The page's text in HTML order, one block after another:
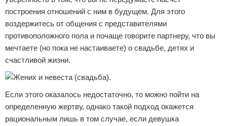
построения отношений с ним в будущем. Для этого
воздержитесь от общения с представителями
противоположного пола и почаще говорите партнеру, что вы
мечтаете (но пока не настаиваете) о свадьбе, детях и
счастливой жизни.
Если этого оказалось недостаточно, то можно пойти на
определенную жертву, однако такой подход окажется
рациональным лишь в том случае, если девушка